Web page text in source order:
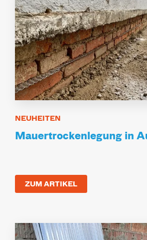
NEUHEITEN
Mauertrockenlegung in
ZUM ARTIKEL